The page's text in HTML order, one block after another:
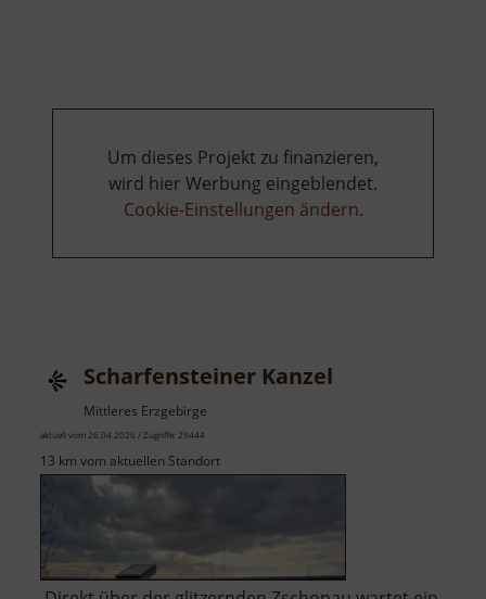
Um dieses Projekt zu finanzieren,
wird hier Werbung eingeblendet.
Cookie-Einstellungen ändern.
Scharfensteiner Kanzel
Mittleres Erzgebirge
aktuell vom 26.04.2026 / Zugriffe: 29444
13 km vom aktuellen Standort